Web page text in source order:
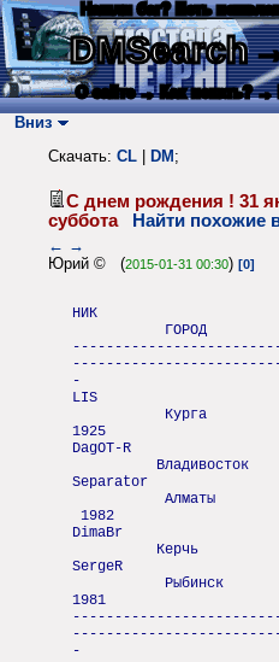
Нашли баг? Есть
DMSearch
О сайте → Как искать? →
Вниз
Скачать: CL DM ;
С днем рождения ! 31
суббота
Найти похожие
← →
Юрий © (2015-01-31 00:30) [0]
НИК
-
LIS
1925
DagOT-
1982
DimaBr
SergeR
1981
-